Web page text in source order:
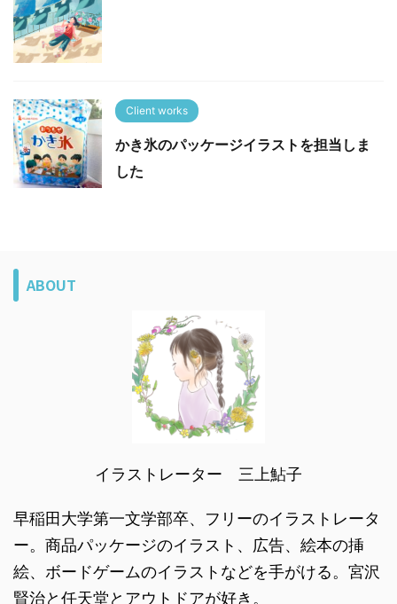
Client works
かき氷のパッケージイラストを担当しま
した
ABOUT
イラストレーター 三上鮎子
早稲田大学第一文学部卒、フリーのイラストレータ
ー。商品パッケージのイラスト、広告、絵本の挿
絵、ボードゲームのイラストなどを手がける。宮沢
賢治と任天堂とアウトドアが好き。